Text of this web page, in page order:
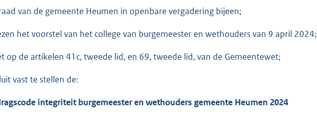
van de gemeente Heumen in openbare vergadering bijeen;
het voorstel van het college van burgemeester en wethouders van 9 april 2024;
op de artikelen 41c, tweede lid, en 69, tweede lid, van de Gemeentewet;
vast te stellen de:
integriteit burgemeester en wethouders gemeente Heumen 2024